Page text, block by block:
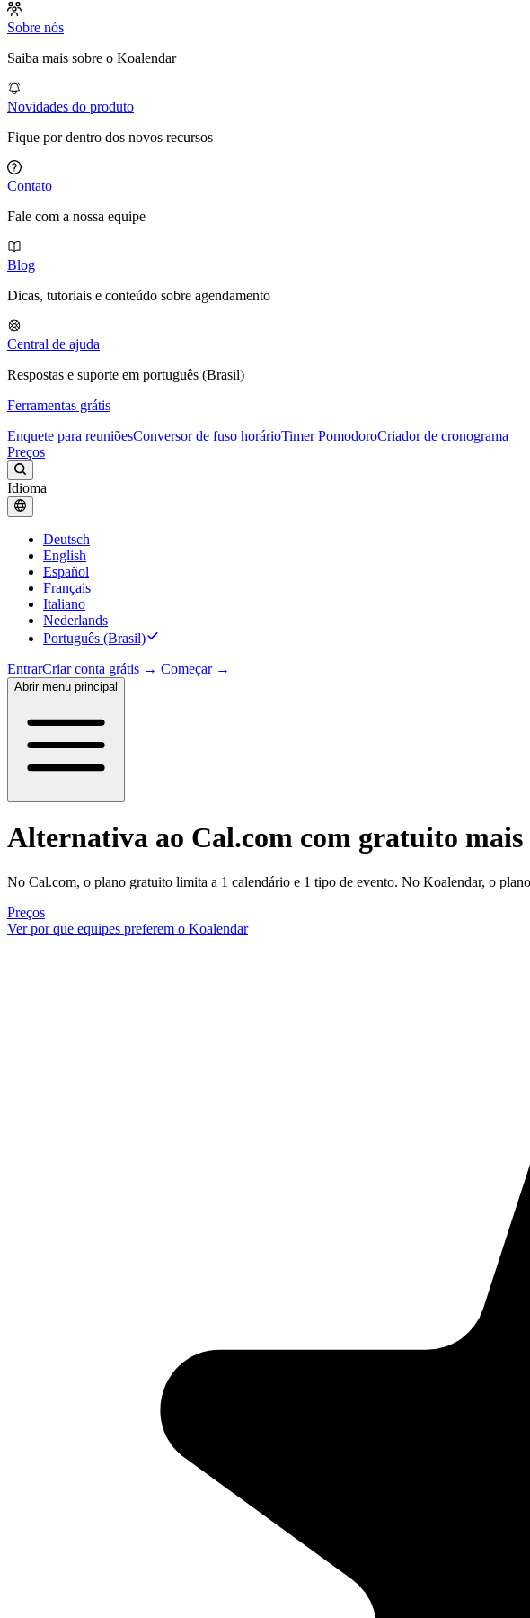
Sobre nós
Saiba mais sobre o Koalendar
Novidades do produto
Fique por dentro dos novos recursos
Contato
Fale com a nossa equipe
Blog
Dicas, tutoriais e conteúdo sobre agendamento
Central de ajuda
Respostas e suporte em português (Brasil)
Ferramentas grátis
Enquete para reuniõesConversor de fuso horárioTimer PomodoroCriador de cronograma
Preços
Idioma
Deutsch
English
Español
Français
Italiano
Nederlands
Português (Brasil)
EntrarCriar conta grátis → Começar →
Abrir menu principal
Alternativa ao Cal.com com gratuito mais
No Cal.com, o plano gratuito limita a 1 calendário e 1 tipo de evento. No Koalendar, o
Preços
Ver por que equipes preferem o Koalendar